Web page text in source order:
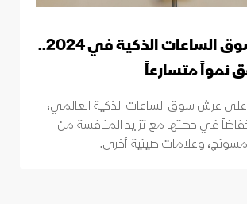
أبل تتصدر سوق الساعات الذكية في 2024..
نمواً متسارعاً
على عرش سوق الساعات الذكية العالمي،
في حصتها مع تزايد المنافسة من
وعلامات صينية أخرى.